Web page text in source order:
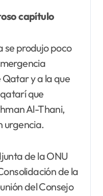
capítulo
se produjo poco
y a la que
que
Al-Thani,
urgencia.
de la ONU
de la
del Consejo